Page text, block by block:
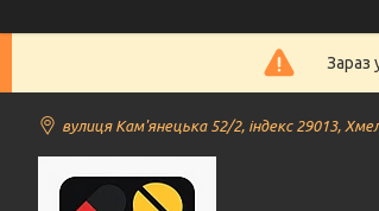
Зараз
вулиця Кам'янецька 52/2, індекс 29013,